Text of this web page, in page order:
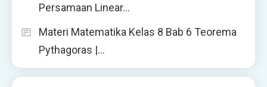
Persamaan Linear…
Materi Matematika Kelas 8 Bab 6 Teorema
Pythagoras |…